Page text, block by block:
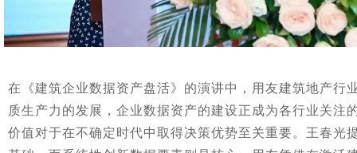
在《建筑企业数据资产盘活》的演讲中，用友建筑地产行
质生产力的发展，企业数据资产的建设正成为各行业关注
价值对于在不确定时代中取得决策优势至关重要。王春光